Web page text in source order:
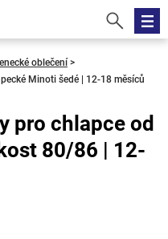
oblečení >
Minoti šedé | 12-18 měsíců
pro chlapce od
80/86 | 12-